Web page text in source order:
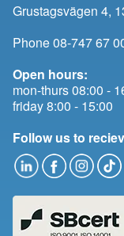
Grustagsvägen 4,
Phone 08-747 67
Open hours:
mon-thurs 08:00 -
friday 8:00 - 15:00
Follow us to